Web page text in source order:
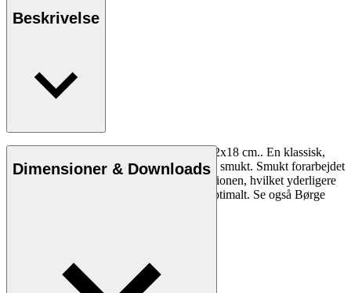
Beskrivelse
Børge Mogensens smørbrik i olieret eg i 12x18 cm.. En klassisk,
enkel og praktisk ting til bordet. Rustikt og smukt. Smukt forarbejdet
egetræ udvalgt af resttræ fra møbelproduktionen, hvilket yderligere
medvirker til at udnytte vores ressourcer optimalt. Se også Børge
Dimensioner & Downloads